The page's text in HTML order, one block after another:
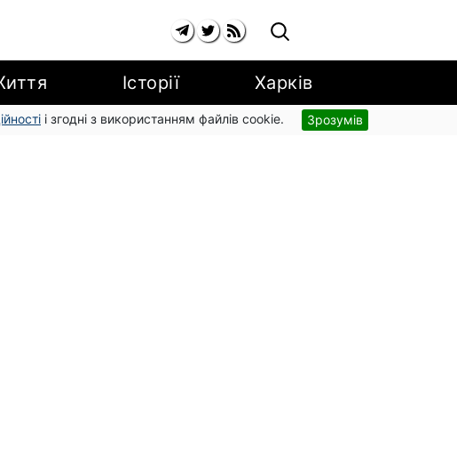
Історії Харків
і згодні з використанням файлів cookie. Зрозумів